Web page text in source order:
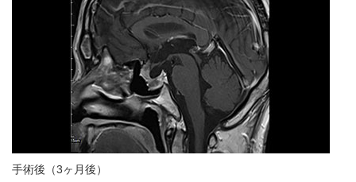
手術後（3ヶ月後）